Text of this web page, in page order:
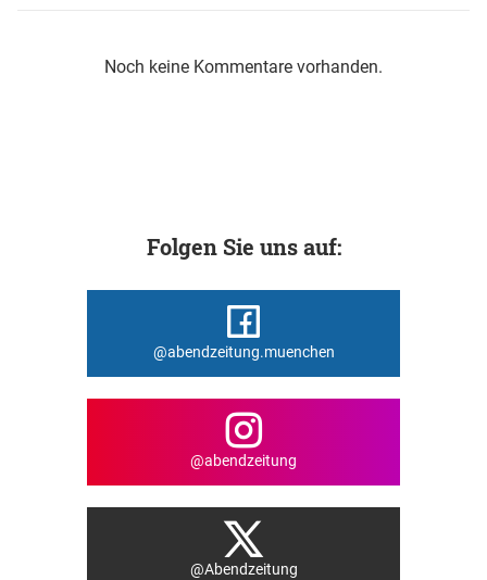
Noch keine Kommentare vorhanden.
Folgen Sie uns auf:
@abendzeitung.muenchen
@abendzeitung
@Abendzeitung